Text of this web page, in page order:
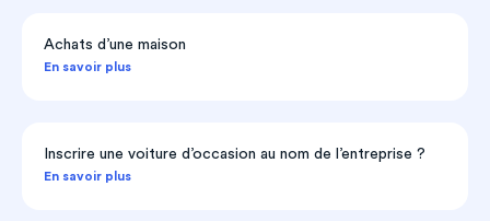
Achats d’une maison
En savoir plus
Inscrire une voiture d’occasion au nom de l’entreprise ?
En savoir plus